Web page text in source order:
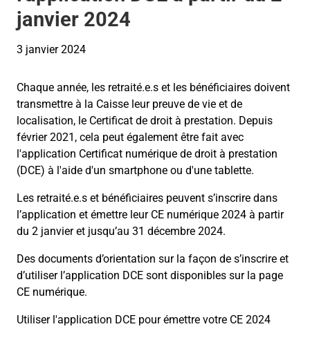
janvier 2024
3 janvier 2024
Chaque année, les retraité.e.s et les bénéficiaires doivent
transmettre à la Caisse leur preuve de vie et de
localisation, le Certificat de droit à prestation. Depuis
février 2021, cela peut également être fait avec
l'application Certificat numérique de droit à prestation
(DCE) à l'aide d'un smartphone ou d'une tablette.
Les retraité.e.s et bénéficiaires peuvent s’inscrire dans
l’application et émettre leur CE numérique 2024 à partir
du 2 janvier et jusqu’au 31 décembre 2024.
Des documents d’orientation sur la façon de s’inscrire et
d’utiliser l’application DCE sont disponibles sur la page
CE numérique.
Utiliser l'application DCE pour émettre votre CE 2024